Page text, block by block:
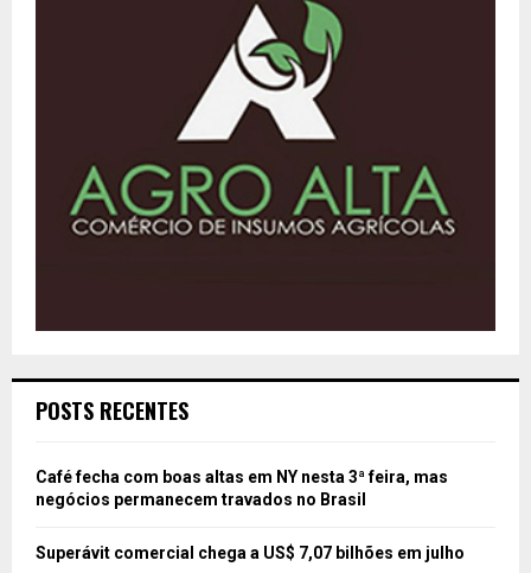
POSTS RECENTES
Café fecha com boas altas em NY nesta 3ª feira, mas
negócios permanecem travados no Brasil
Superávit comercial chega a US$ 7,07 bilhões em julho